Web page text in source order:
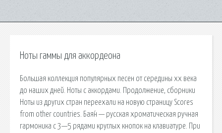
Ноты гаммы для аккордеона
Большая коллекция популярных песен от середины xx века
до наших дней. Ноты с аккордами. Продолжение, сборники
Ноты из других стран переехали на новую страницу Scores
from other countries. Бая́н — русская хроматическая ручная
гармоника с 3—5 рядами круглых кнопок на клавиатуре. При